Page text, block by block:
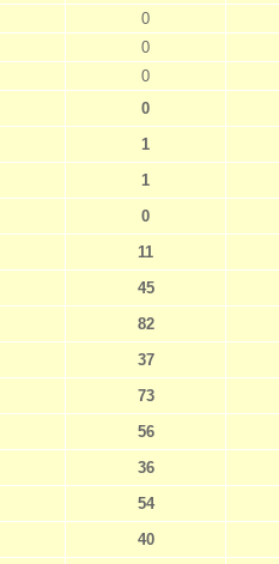
0
0
0
0
1
1
0
11
45
82
37
73
56
36
54
40